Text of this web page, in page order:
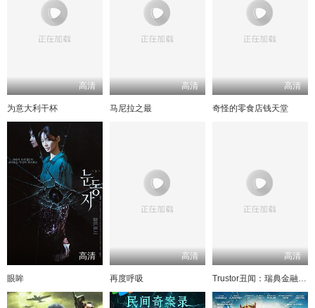
高清
为意大利干杯
高清
马尼拉之最
高清
奇怪的零食店钱天堂
高清
眼眸
高清
再度呼吸
高清
Trustor丑闻：瑞典金融案内幕